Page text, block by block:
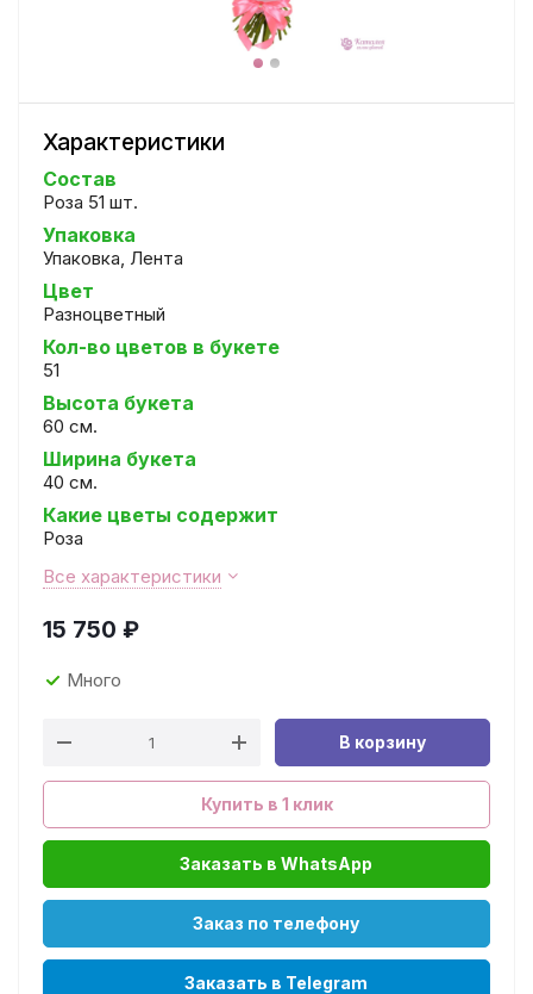
Характеристики
Состав
Роза 51 шт.
Упаковка
Упаковка, Лента
Цвет
Разноцветный
Кол-во цветов в букете
51
Высота букета
60 см.
Ширина букета
40 см.
Какие цветы содержит
Роза
Все характеристики
15 750 ₽
Много
В корзину
Купить в 1 клик
Заказать в WhatsApp
Заказ по телефону
Заказать в Telegram